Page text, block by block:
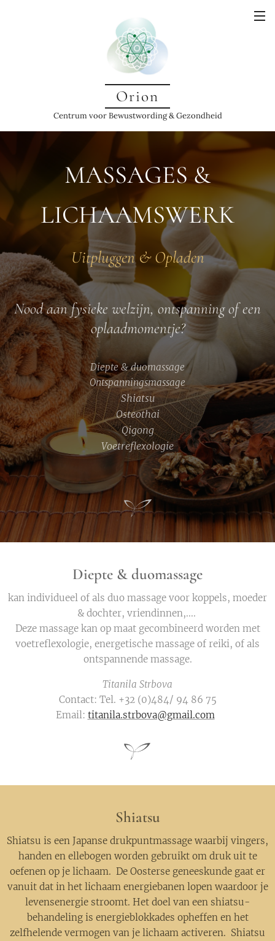
Orion
Centrum voor Bewustwording & Gezondheid
MASSAGES &
LICHAAMSWERK
Uitpluggen & Opladen
Nood aan fysieke welzijn, ontspanning of een
oplaadmomentje?
Diepte & duomassage
Ontspanningsmassage
Shiatsu
Osteothai
Qigong
Voetreflexologie
Diepte & duomassage
kan individueel of als duo massage voor koppels, moeder
& dochter, vriendinnen,....
Deze massage kan op maat gecombineerd worden met
voetreflexologie, energetische massage of reiki, of als
ontspannende massage.
Titanila Strbova
Contact: Tel. +32 (0)484/ 94 86 75
Email: titanila.strbova@gmail.com
Shiatsu
Shiatsu is een Japanse drukpuntmassage waarbij vingers,
handen en ellebogen worden gebruikt om druk uit te
oefenen op je lichaam. De Oosterse geneeskunde gaat er
vanuit dat in het lichaam energiebanen lopen waardoor je
levensenergie stroomt. Het doel van een shiatsu-
behandeling is energieblokkades opheffen en het
zelfhelende vermogen van je lichaam activeren. Shiatsu